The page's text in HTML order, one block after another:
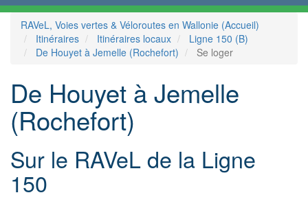
RAVeL, Voies vertes & Véloroutes en Wallonie (Accueil)
Itinéraires
Itinéraires locaux
Ligne 150 (B)
De Houyet à Jemelle (Rochefort)
Se loger
De Houyet à Jemelle
(Rochefort)
Sur le RAVeL de la Ligne
150